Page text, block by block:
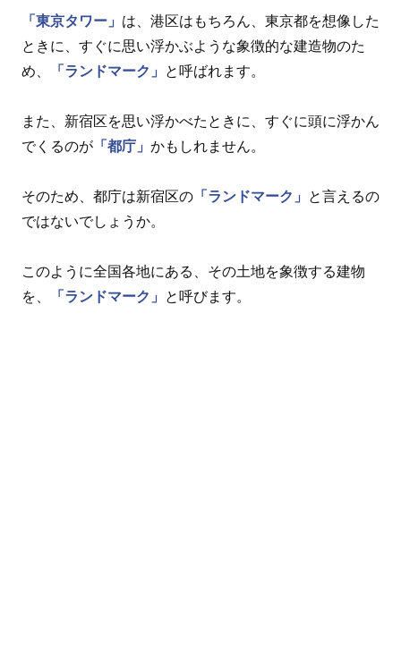
「東京タワー」 は、港区はもちろん、東京都を想像した
ときに、すぐに思い浮かぶような象徴的な建造物のた
め、
「ランドマーク」 と呼ばれます。
また、新宿区を思い浮かべたときに、すぐに頭に浮かん
でくるのが 「都庁」 かもしれません。
そのため、都庁は新宿区の 「ランドマーク」
と言えるの
ではないでしょうか。
このように全国各地にある、その土地を象徴する建物
を、
「ランドマーク」 と呼びます。